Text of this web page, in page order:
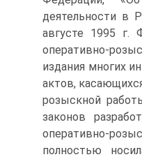
деятельности в
августе 1995 г.
оперативно-
издания многих
актов,
розыскной
законов
оперативно-
полностью